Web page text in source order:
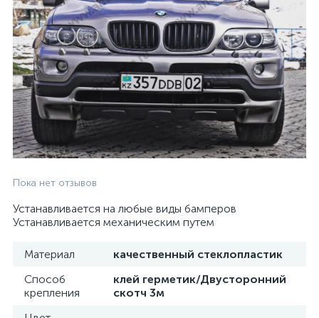
Пока нет отзывов
Устанавливается на любые виды бамперов
Устанавливается механическим путем
Материал
качественный стеклопластик
Способ
крепления
клей герметик/Двусторонний
скотч 3м